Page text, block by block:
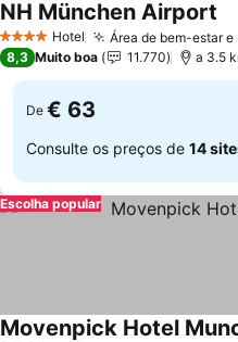
4 EstrelasHotel Área de bem-estar
NH München Airport
8,3 Muito boa 11.770 a 3.5
De € 63
Consulte os preços de 14
Escolha popular
Movenpick Hotel